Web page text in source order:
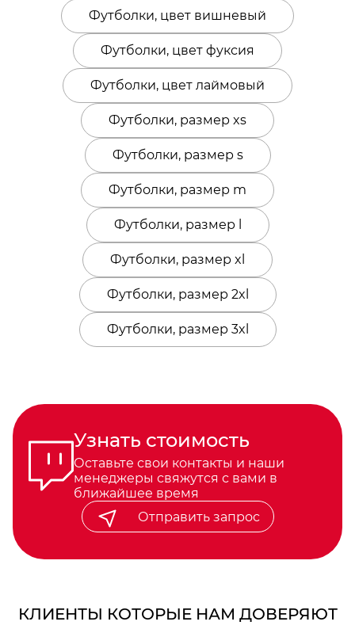
Футболки, цвет вишневый
Футболки, цвет фуксия
Футболки, цвет лаймовый
Футболки, размер xs
Футболки, размер s
Футболки, размер m
Футболки, размер l
Футболки, размер xl
Футболки, размер 2xl
Футболки, размер 3xl
Узнать стоимость
Оставьте свои контакты и наши
менеджеры свяжутся с вами в
ближайшее время
Отправить запрос
КЛИЕНТЫ КОТОРЫЕ НАМ ДОВЕРЯЮТ